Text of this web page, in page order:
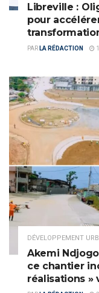
Libreville :
pour
PAR LA RÉDACTION
DÉVELOPPEMENT
Akemi
ce chantier
réalisations »